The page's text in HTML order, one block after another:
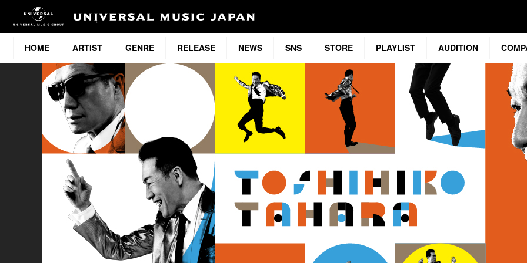
HOME ARTIST GENRE RELEASE NEWS SNS STORE PLAYLIST AUDITION